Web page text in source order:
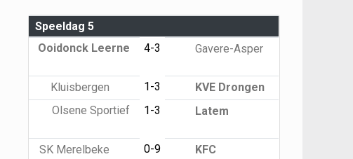
Speeldag 5
Ooidonck Leerne
4-3 Gavere-Asper
Kluisbergen 1-3
KVE Drongen
Olsene Sportief
1-3 Latem
SK Merelbeke 0-9
KFC